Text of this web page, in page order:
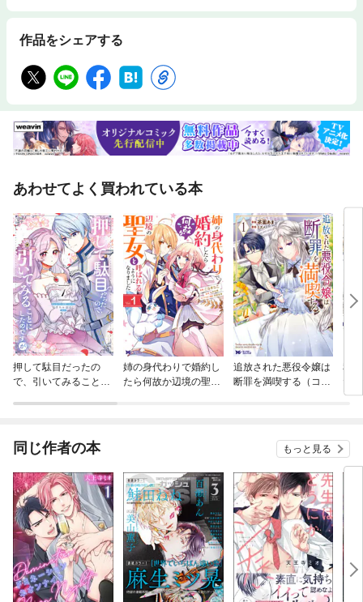
作品をシェアする
あわせてよく買われている本
押して駄目だったの
で、引いてみることに
姉の身代わりで婚約し
たら何故か辺境の聖女
追放された悪役令嬢は
断罪を満喫する（コミ
私
た
民
同じ作者の本 もっと見る